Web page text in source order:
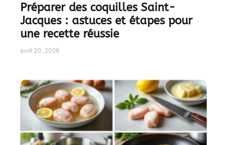
Préparer des coquilles Saint-
Jacques : astuces et étapes pour
une recette réussie
avril 20, 2026